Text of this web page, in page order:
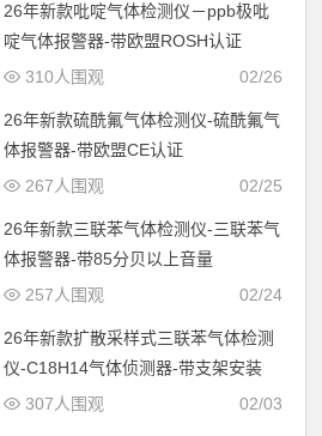
26年新款吡啶气体检测仪－ppb极吡
啶气体报警器-带欧盟ROSH认证
02/26
310人围观
26年新款硫酰氟气体检测仪-硫酰氟气
体报警器-带欧盟CE认证
02/25
267人围观
26年新款三联苯气体检测仪-三联苯气
体报警器-带85分贝以上音量
02/24
257人围观
26年新款扩散采样式三联苯气体检测
仪-C18H14气体侦测器-带支架安装
02/03
307人围观